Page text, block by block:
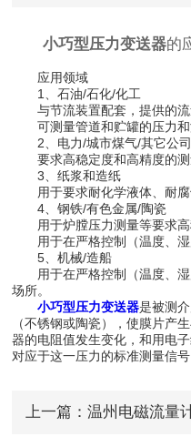
小巧型压力变送器的
应用领域
1、石油/石化/化工
与节流装置配套，提供的流
可测量管道和贮罐的压力和
2、电力/城市煤气/其它公
要求高稳定度和高精度的测
3、纸浆和造纸
用于要求耐化学液体、耐腐
4、钢铁/有色金属/陶瓷
用于炉膛压力测量等要求高
用于在严格控制（温度、湿
5、机械/造船
用于在严格控制（温度、湿
场所。
小巧型压力变送器是被测
（不锈钢或陶瓷），使膜片产
器的电阻值发生变化，和用电
对应于这一压力的标准测量信号
上一篇： 温州电磁流量